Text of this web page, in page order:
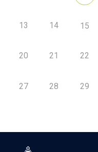
13 14 15
20 21 22
27 28 29